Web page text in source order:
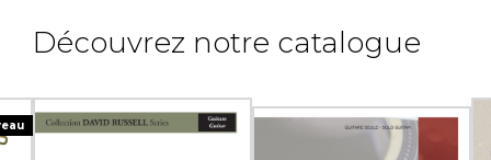
Découvrez notre catalogue